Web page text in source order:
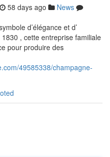
58 days ago
News
d’élégance et d’
, cette entreprise familiale
pour produire des
49585338/champagne-